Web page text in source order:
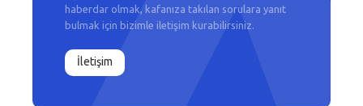
haberdar olmak, kafanıza takılan sorulara yanıt
bulmak için bizimle iletişim kurabilirsiniz.
İletişim